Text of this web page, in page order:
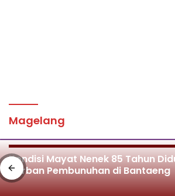
Magelang
Kondisi Mayat Nenek 85 Tahun
Korban Pembunuhan di Bantaeng